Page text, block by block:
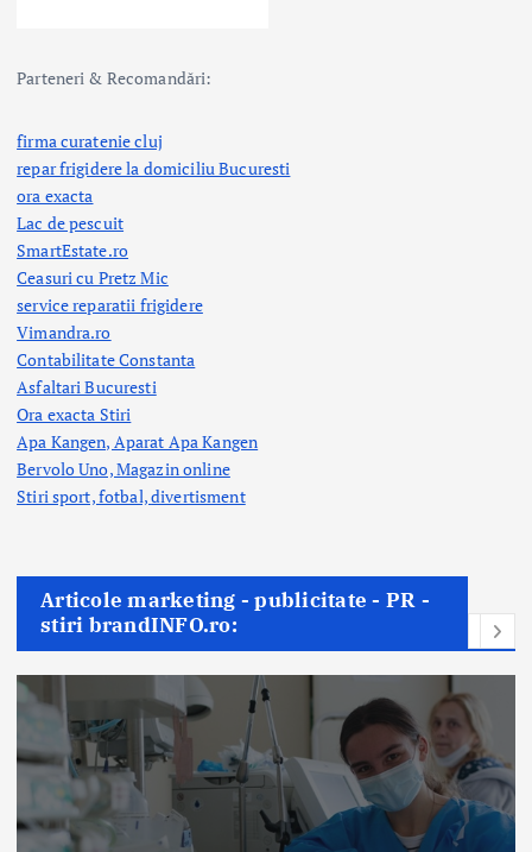
Parteneri & Recomandări:
firma curatenie cluj
repar frigidere la domiciliu Bucuresti
ora exacta
Lac de pescuit
SmartEstate.ro
Ceasuri cu Pretz Mic
service reparatii frigidere
Vimandra.ro
Contabilitate Constanta
Asfaltari Bucuresti
Ora exacta Stiri
Apa Kangen, Aparat Apa Kangen
Bervolo Uno, Magazin online
Stiri sport, fotbal,divertisment
Articole marketing - publicitate - PR -
stiri brandINFO.ro: